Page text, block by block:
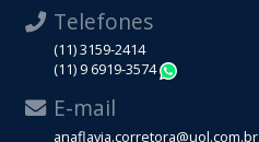
Telefones
(11) 3159-2414
(11) 9 6919-3574
E-mail
anaflavia.corretora@uol.com.br